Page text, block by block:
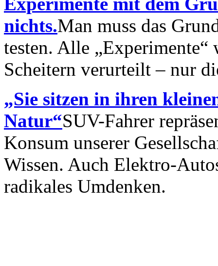
nichts.Man muss das
testen. Alle
Scheitern verurteilt – nur
„Sie sitzen in ihren
Natur“SUV-Fahrer
Konsum unserer
Wissen. Auch Elektro-
radikales Umdenken.